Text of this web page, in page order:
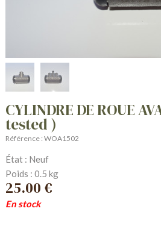
CYLINDRE DE ROUE
tested )
Référence : WOA1502
État : Neuf
Poids : 0.5 kg
25.00 €
En stock